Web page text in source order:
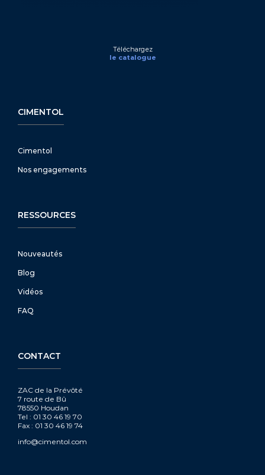
Téléchargez
le catalogue
CIMENTOL
Cimentol
Nos engagements
RESSOURCES
Nouveautés
Blog
Vidéos
FAQ
CONTACT
ZAC de la Prévôté
7 route de Bû
78550 Houdan
Tel : 01 30 46 19 70
Fax : 01 30 46 19 74
info@cimentol.com